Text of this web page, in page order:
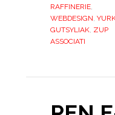
RAFFINERIE,
WEBDESIGN,
GUTSYLIAK, ZUP
ASSOCIATI